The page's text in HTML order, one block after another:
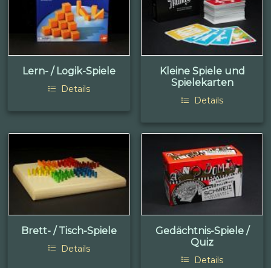
Lern- / Logik-Spiele
Details
Kleine Spiele und
Spielekarten
Details
Brett- / Tisch-Spiele
Details
Gedächtnis-Spiele /
Quiz
Details